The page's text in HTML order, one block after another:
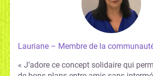
Lauriane – Membre de la
« J’adore ce concept solidaire qui